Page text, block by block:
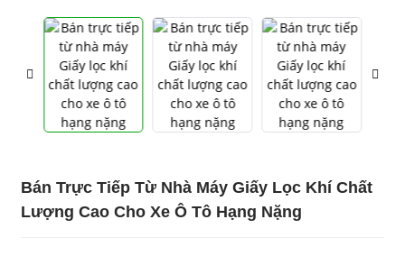
Bán Trực Tiếp Từ Nhà Máy Giấy Lọc Khí Chất
Lượng Cao Cho Xe Ô Tô Hạng Nặng